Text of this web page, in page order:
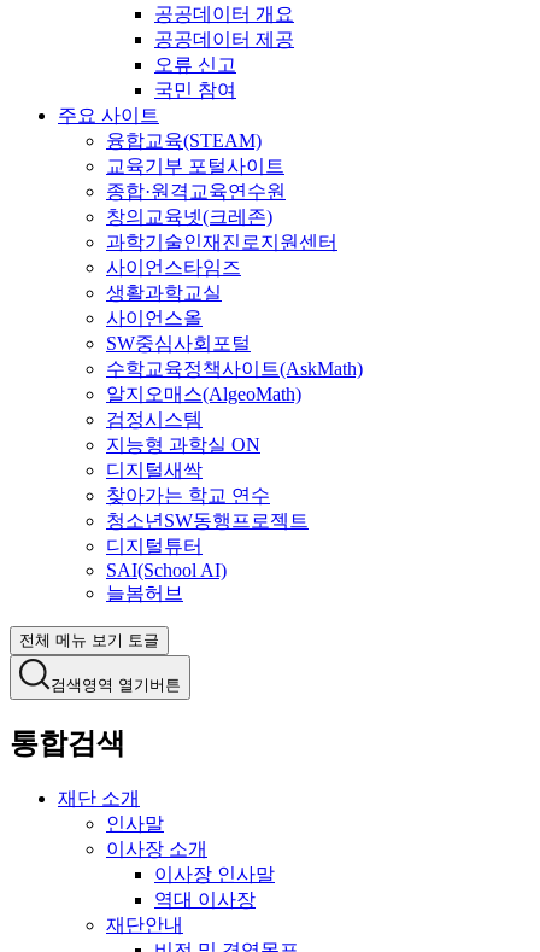
공공데이터 개요
공공데이터 제공
오류 신고
국민 참여
주요 사이트
융합교육(STEAM)
교육기부 포털사이트
종합·원격교육연수원
창의교육넷(크레존)
과학기술인재진로지원센터
사이언스타임즈
생활과학교실
사이언스올
SW중심사회포털
수학교육정책사이트(AskMath)
알지오매스(AlgeoMath)
검정시스템
지능형 과학실 ON
디지털새싹
찾아가는 학교 연수
청소년SW동행프로젝트
디지털튜터
SAI(School AI)
늘봄허브
전체 메뉴 보기 토글
검색영역 열기버튼
통합검색
재단 소개
인사말
이사장 소개
이사장 인사말
역대 이사장
재단안내